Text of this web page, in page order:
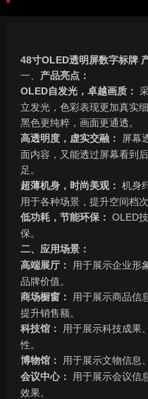
48寸OLED透明屏数字标牌
一、 产品亮点：
OLED自发光，卓越画质：
立发光，色彩表现更加真实
黑色更纯粹，画面更通透。
高透明度，虚实交融：
屏幕
面内容，又能透过屏幕看到
足。
超薄机身，时尚美观： 机身
用于各种场景，提升空间档次
低功耗，节能环保： OLED
保。
二、应用场景：
高端展厅：
用于展示企业形
品牌价值。
商场橱窗：
用于展示商品信
提升销售额。
科技馆：
用于展示科技成果
性。
博物馆：
用于展示文物信息
会议中心：
用于展示会议信
效果。